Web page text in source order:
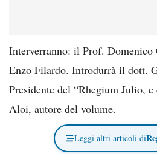
Interverranno: il Prof.
Enzo Filardo. Introdurrà il dott.
Presidente del “Rhegium Julio,
Aloi, autore del volume.
Leggi altri articoli di